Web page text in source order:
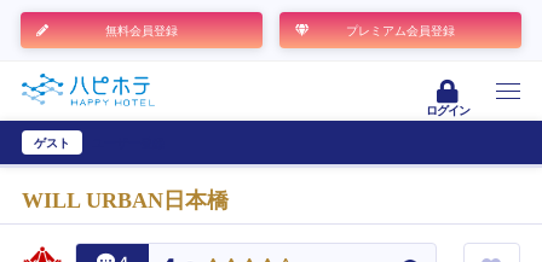
無料会員登録 プレミアム会員登録
ログイン
ゲスト
WILL URBAN日本橋